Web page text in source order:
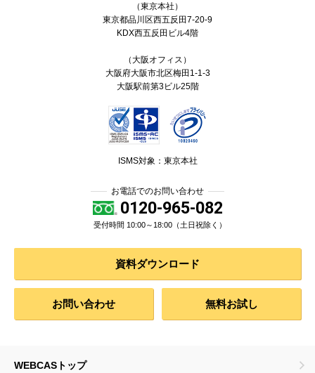
（東京本社）
東京都品川区西五反田7-20-9
KDX西五反田ビル4階
（大阪オフィス）
大阪府大阪市北区梅田1-1-3
大阪駅前第3ビル25階
ISMS対象：東京本社
お電話でのお問い合わせ
0120-965-082
受付時間 10:00～18:00（土日祝除く）
資料ダウンロード
お問い合わせ 無料お試し
WEBCASトップ